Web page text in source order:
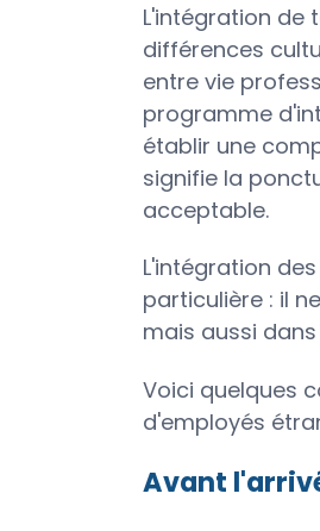
L'intégration de
différences
entre vie
programme
établir une
signifie la
acceptable.
L'intégration
particulière : il
mais aussi
Voici quelques
d'employés
Avant